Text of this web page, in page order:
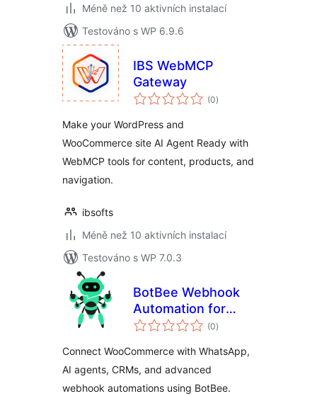
Méně než 10 aktivních instalací
Testováno s WP 6.9.6
IBS WebMCP
Gateway
(0celkové
hodnocení
)
Make your WordPress and
WooCommerce site AI Agent Ready with
WebMCP tools for content, products, and
navigation.
ibsofts
Méně než 10 aktivních instalací
Testováno s WP 7.0.3
BotBee Webhook
Automation for
WooCommerce
(0celkové
hodnocení
)
Connect WooCommerce with WhatsApp,
AI agents, CRMs, and advanced
webhook automations using BotBee.